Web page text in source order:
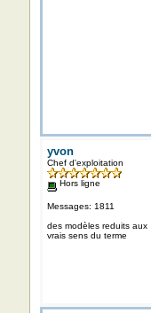
yvon
Chef d'exploitation
Hors ligne
Messages: 1811
des modèles reduits aux
vrais sens du terme